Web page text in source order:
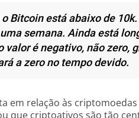
Bitcoin está abaixo de
semana. Ainda está
valor é negativo, não zero,
a zero no tempo devido.
em relação às
que criptoativos são tão